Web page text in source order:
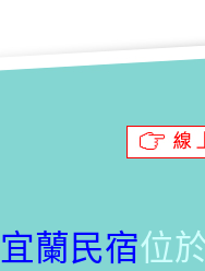
宜蘭民宿位